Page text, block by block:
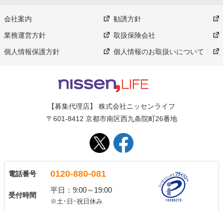
会社案内 勧誘方針
業務運営方針 取扱保険会社
個人情報保護方針 個人情報のお取扱いについて
【募集代理店】 株式会社ニッセンライフ
〒601-8412 京都市南区西九条院町26番地
電話番号 0120-880-081
受付時間
平日：9:00～19:00
※土･日･祝日休み